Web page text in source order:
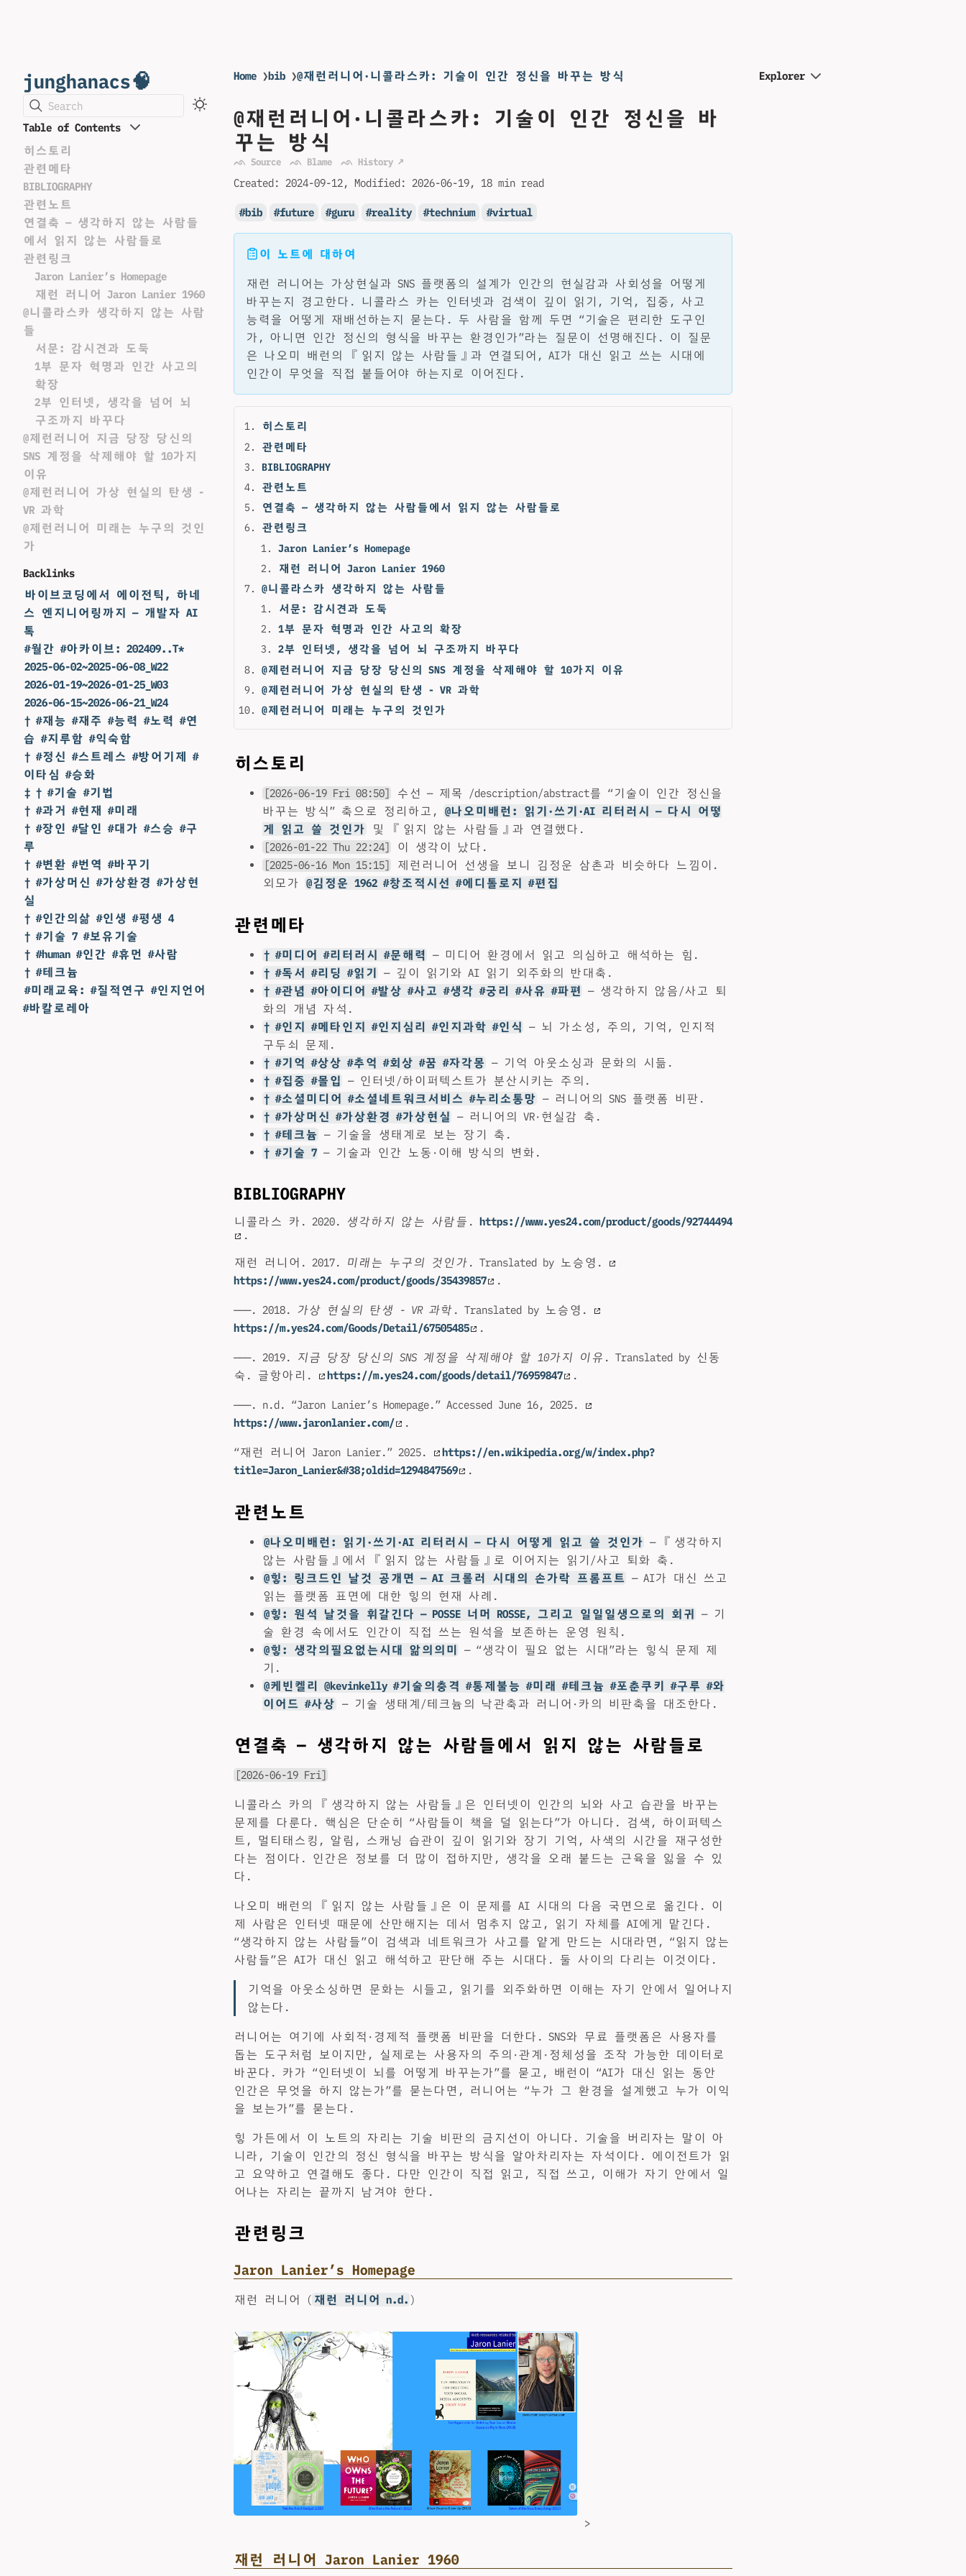
junghanacs🧠
Search
Table of Contents
히스토리
관련메타
BIBLIOGRAPHY
관련노트
연결축 — 생각하지 않는 사람들
에서 읽지 않는 사람들로
관련링크
Jaron Lanier’s Homepage
재런 러니어 Jaron Lanier 1960
@니콜라스카 생각하지 않는 사람
들
서문: 감시견과 도둑
1부 문자 혁명과 인간 사고의
확장
2부 인터넷, 생각을 넘어 뇌
구조까지 바꾸다
@제런러니어 지금 당장 당신의
SNS 계정을 삭제해야 할 10가지
이유
@제런러니어 가상 현실의 탄생 -
VR 과학
@제런러니어 미래는 누구의 것인
가
Backlinks
바이브코딩에서 에이전틱, 하네
스 엔지니어링까지 — 개발자 AI
톡
#월간 #아카이브: 202409..T*
2025-06-02~2025-06-08_W22
2026-01-19~2026-01-25_W03
2026-06-15~2026-06-21_W24
† #재능 #재주 #능력 #노력 #연
습 #지루함 #익숙함
† #정신 #스트레스 #방어기제 #
이타심 #승화
‡ † #기술 #기법
† #과거 #현재 #미래
† #장인 #달인 #대가 #스승 #구
루
† #변환 #번역 #바꾸기
† #가상머신 #가상환경 #가상현
실
† #인간의삶 #인생 #평생 4
† #기술 7 #보유기술
† #human #인간 #휴먼 #사람
† #테크늄
#미래교육: #질적연구 #인지언어
#바칼로레아
Home ❯bib ❯@재런러니어·니콜라스카: 기술이 인간 정신을 바꾸는 방식
@재런러니어·니콜라스카: 기술이 인간 정신을 바
꾸는 방식
ᨒ Source ᨒ Blame ᨒ History ↗
Created: 2024-09-12 Modified: 2026-06-19 18 min read
bib future guru reality technium virtual
이 노트에 대하여
재런 러니어는 가상현실과 SNS 플랫폼의 설계가 인간의 현실감과 사회성을 어떻게
바꾸는지 경고한다. 니콜라스 카는 인터넷과 검색이 깊이 읽기, 기억, 집중, 사고
능력을 어떻게 재배선하는지 묻는다. 두 사람을 함께 두면 “기술은 편리한 도구인
가, 아니면 인간 정신의 형식을 바꾸는 환경인가”라는 질문이 선명해진다. 이 질문
은 나오미 배런의 『읽지 않는 사람들』과 연결되어, AI가 대신 읽고 쓰는 시대에
인간이 무엇을 직접 붙들어야 하는지로 이어진다.
히스토리
관련메타
BIBLIOGRAPHY
관련노트
연결축 — 생각하지 않는 사람들에서 읽지 않는 사람들로
관련링크
Jaron Lanier’s Homepage
재런 러니어 Jaron Lanier 1960
@니콜라스카 생각하지 않는 사람들
서문: 감시견과 도둑
1부 문자 혁명과 인간 사고의 확장
2부 인터넷, 생각을 넘어 뇌 구조까지 바꾸다
@제런러니어 지금 당장 당신의 SNS 계정을 삭제해야 할 10가지 이유
@제런러니어 가상 현실의 탄생 - VR 과학
@제런러니어 미래는 누구의 것인가
히스토리
[2026-06-19 Fri 08:50]
수선 — 제목 /description/abstract를 “기술이 인간 정신을
바꾸는 방식” 축으로 정리하고,
@나오미배런: 읽기·쓰기·AI 리터러시 — 다시 어떻
게 읽고 쓸 것인가
및 『읽지 않는 사람들』과 연결했다.
[2026-01-22 Thu 22:24]
이 생각이 났다.
[2025-06-16 Mon 15:15]
제런러니어 선생을 보니 김정운 삼촌과 비슷하다 느낌이.
외모가
@김정운 1962 #창조적시선 #에디톨로지 #편집
관련메타
† #미디어 #리터러시 #문해력 — 미디어 환경에서 읽고 의심하고 해석하는 힘.
† #독서 #리딩 #읽기 — 깊이 읽기와 AI 읽기 외주화의 반대축.
† #관념 #아이디어 #발상 #사고 #생각 #궁리 #사유 #파편 — 생각하지 않음/사고 퇴
화의 개념 자석.
† #인지 #메타인지 #인지심리 #인지과학 #인식 — 뇌 가소성, 주의, 기억, 인지적
구두쇠 문제.
† #기억 #상상 #추억 #회상 #꿈 #자각몽 — 기억 아웃소싱과 문화의 시듦.
† #집중 #몰입 — 인터넷/하이퍼텍스트가 분산시키는 주의.
† #소셜미디어 #소셜네트워크서비스 #누리소통망 — 러니어의 SNS 플랫폼 비판.
† #가상머신 #가상환경 #가상현실 — 러니어의 VR·현실감 축.
† #테크늄 — 기술을 생태계로 보는 장기 축.
† #기술 7 — 기술과 인간 노동·이해 방식의 변화.
BIBLIOGRAPHY
니콜라스 카. 2020. 생각하지 않는 사람들 . https://www.yes24.com/product/goods/92744494
.
재런 러니어. 2017.
미래는 누구의 것인가 . Translated by 노승영.
https://www.yes24.com/product/goods/35439857
.
———. 2018. 가상 현실의 탄생 - VR 과학 . Translated by 노승영.
https://m.yes24.com/Goods/Detail/67505485
.
———. 2019. 지금 당장 당신의 SNS 계정을 삭제해야 할 10가지 이유 . Translated by 신동
숙. 글항아리.
https://m.yes24.com/goods/detail/76959847 .
———. n.d. “Jaron Lanier’s Homepage.” Accessed June 16, 2025.
https://www.jaronlanier.com/
.
“재런 러니어 Jaron Lanier.” 2025.
https://en.wikipedia.org/w/index.php?
title=Jaron_Lanier&#38;oldid=1294847569
.
관련노트
@나오미배런: 읽기·쓰기·AI 리터러시 — 다시 어떻게 읽고 쓸 것인가 — 『생각하지
않는 사람들』에서 『읽지 않는 사람들』로 이어지는 읽기/사고 퇴화 축.
@힣: 링크드인 날것 공개면 — AI 크롤러 시대의 손가락 프롬프트 — AI가 대신 쓰고
읽는 플랫폼 표면에 대한 힣의 현재 사례.
@힣: 원석 날것을 휘갈긴다 — POSSE 너머 ROSSE, 그리고 일일일생으로의 회귀 — 기
술 환경 속에서도 인간이 직접 쓰는 원석을 보존하는 운영 원칙.
@힣: 생각의필요없는시대 앎의의미 — “생각이 필요 없는 시대”라는 힣식 문제 제
기.
@케빈켈리 @kevinkelly #기술의충격 #통제불능 #미래 #테크늄 #포춘쿠키 #구루 #와
이어드 #사상 — 기술 생태계/테크늄의 낙관축과 러니어·카의 비판축을 대조한다.
연결축 — 생각하지 않는 사람들에서 읽지 않는 사람들로
[2026-06-19 Fri]
니콜라스 카의 『생각하지 않는 사람들』은 인터넷이 인간의 뇌와 사고 습관을 바꾸는
문제를 다룬다. 핵심은 단순히 “사람들이 책을 덜 읽는다”가 아니다. 검색, 하이퍼텍스
트, 멀티태스킹, 알림, 스캐닝 습관이 깊이 읽기와 장기 기억, 사색의 시간을 재구성한
다는 점이다. 인간은 정보를 더 많이 접하지만, 생각을 오래 붙드는 근육을 잃을 수 있
다.
나오미 배런의 『읽지 않는 사람들』은 이 문제를 AI 시대의 다음 국면으로 옮긴다. 이
제 사람은 인터넷 때문에 산만해지는 데서 멈추지 않고, 읽기 자체를 AI에게 맡긴다.
“생각하지 않는 사람들”이 검색과 네트워크가 사고를 얕게 만드는 시대라면, “읽지 않는
사람들”은 AI가 대신 읽고 해석하고 판단해 주는 시대다. 둘 사이의 다리는 이것이다.
기억을 아웃소싱하면 문화는 시들고, 읽기를 외주화하면 이해는 자기 안에서 일어나지
않는다.
러니어는 여기에 사회적·경제적 플랫폼 비판을 더한다. SNS와 무료 플랫폼은 사용자를
돕는 도구처럼 보이지만, 실제로는 사용자의 주의·관계·정체성을 조작 가능한 데이터로
바꾼다. 카가 “인터넷이 뇌를 어떻게 바꾸는가”를 묻고, 배런이 “AI가 대신 읽는 동안
인간은 무엇을 하지 않는가”를 묻는다면, 러니어는 “누가 그 환경을 설계했고 누가 이익
을 보는가”를 묻는다.
힣 가든에서 이 노트의 자리는 기술 비판의 금지선이 아니다. 기술을 버리자는 말이 아
니라, 기술이 인간의 정신 형식을 바꾸는 방식을 알아차리자는 자석이다. 에이전트가 읽
고 요약하고 연결해도 좋다. 다만 인간이 직접 읽고, 직접 쓰고, 이해가 자기 안에서 일
어나는 자리는 끝까지 남겨야 한다.
관련링크
Jaron Lanier’s Homepage
재런 러니어 ( 재런 러니어 n.d. )
>
재런 러니어 Jaron Lanier 1960
Explorer